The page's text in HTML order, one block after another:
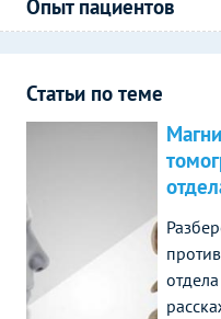
Опыт пациентов
Статьи по теме